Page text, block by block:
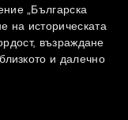
„Българска
на историческата
възраждане
и далечно